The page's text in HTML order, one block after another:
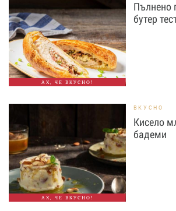
АХ, ЧЕ ВКУСНО!
Пълнено
бутер
АХ, ЧЕ ВКУСНО!
ВКУСНО
Кисело
бадеми